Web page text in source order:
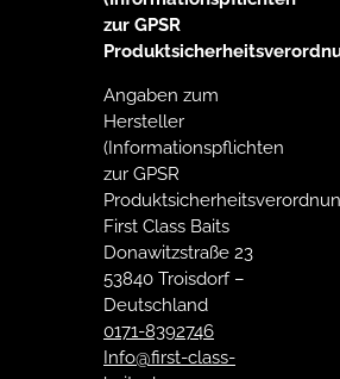
zur GPSR
Angaben zum
Hersteller
(Informationspflichten
zur GPSR
First Class Baits
Donawitzstraße 23
53840 Troisdorf –
Deutschland
0171-8392746
Info@first-class-